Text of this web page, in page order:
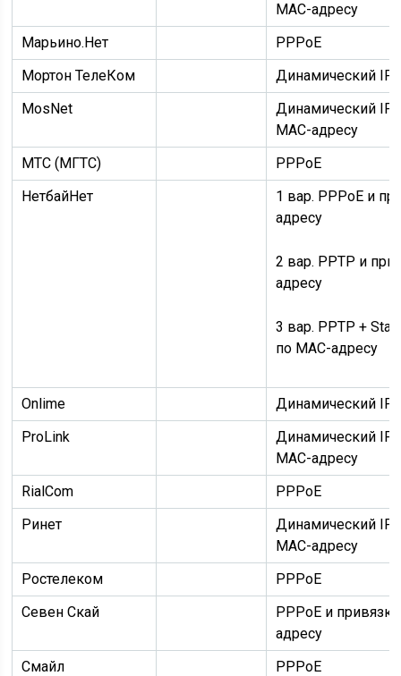
MAC-адресу
Марьино.Нет
PPPoE
Мортон ТелеКом
Динамический IP
MosNet
Динамический IP
MAC-адресу
МТС (МГТС)
PPPoE
НетбайНет
1 вар. PPPoE и
адресу
2 вар. PPTP и
адресу
3 вар. PPTP +
по MAC-адресу
Onlime
Динамический IP
ProLink
Динамический IP
MAC-адресу
RialCom
PPPoE
Ринет
Динамический IP
MAC-адресу
Ростелеком
PPPoE
Севен Скай
PPPoE и
адресу
Смайл
PPPoE